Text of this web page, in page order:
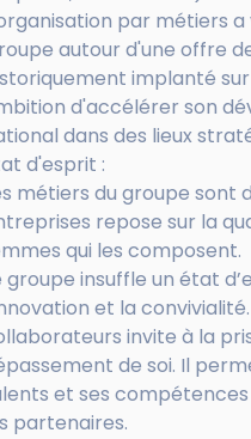
par métiers
autour d'une offre
implanté
d'accélérer son
dans des lieux
d'esprit :
métiers du groupe sont
repose sur la
qui les composent.
groupe insuffle un état
et la
invite à la
de soi. Il
et ses
partenaires.